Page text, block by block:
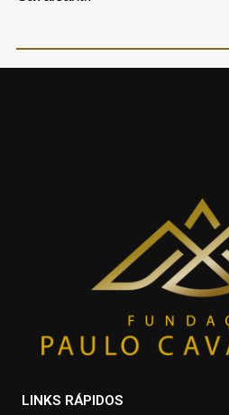
LINKS RÁPIDOS